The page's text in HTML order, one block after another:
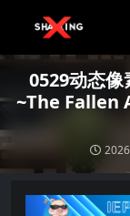
0529动态
~The Fallen